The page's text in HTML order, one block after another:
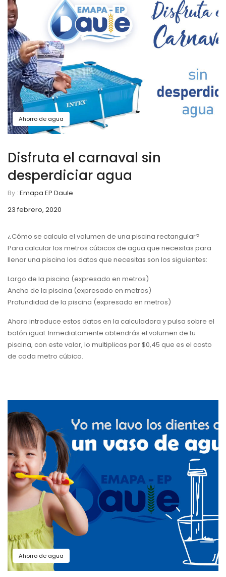
Ahorro de agua
Disfruta el carnaval sin
desperdiciar agua
By : Emapa EP Daule
23 febrero, 2020
¿Cómo se calcula el volumen de una piscina rectangular?
Para calcular los metros cúbicos de agua que necesitas para
llenar una piscina los datos que necesitas son los siguientes:
Largo de la piscina (expresado en metros)
Ancho de la piscina (expresado en metros)
Profundidad de la piscina (expresado en metros)
Ahora introduce estos datos en la calculadora y pulsa sobre el
botón igual. Inmediatamente obtendrás el volumen de tu
piscina, con este valor, lo multiplicas por $0,45 que es el costo
de cada metro cúbico.
Ahorro de agua